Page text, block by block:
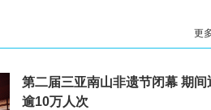
更
第二届三亚南山非遗节闭幕 期间
逾10万人次